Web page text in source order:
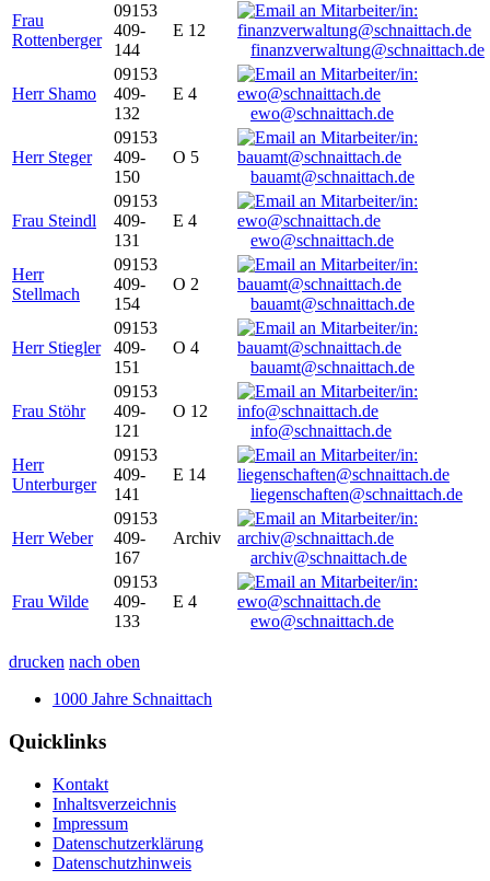
Frau
Rottenberger
09153
409-
144
E 12
finanzverwaltung@schnaittach.de
Herr Shamo
09153
409-
132
E 4
ewo@schnaittach.de
Herr Steger
09153
409-
150
O 5
bauamt@schnaittach.de
Frau Steindl
09153
409-
131
E 4
ewo@schnaittach.de
Herr
Stellmach
09153
409-
154
O 2
bauamt@schnaittach.de
Herr Stiegler
09153
409-
151
O 4
bauamt@schnaittach.de
Frau Stöhr
09153
409-
121
O 12
info@schnaittach.de
Herr
Unterburger
09153
409-
141
E 14
liegenschaften@schnaittach.de
Herr Weber
09153
409-
167
Archiv
archiv@schnaittach.de
Frau Wilde
09153
409-
133
E 4
ewo@schnaittach.de
drucken nach oben
1000 Jahre Schnaittach
Quicklinks
Kontakt
Inhaltsverzeichnis
Impressum
Datenschutzerklärung
Datenschutzhinweis